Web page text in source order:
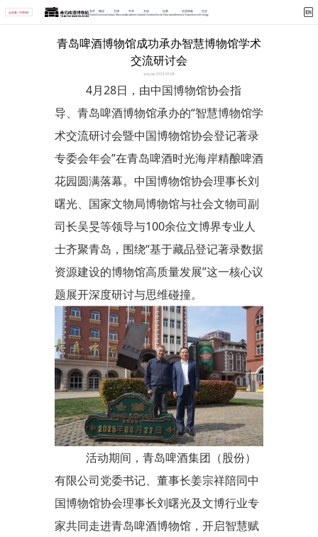
首页
Home
概况
Overview
文博
Culture Museum
学术
Academic
文创
Cultural Creation
社教
Social Education
沉浸体验
Immerse Experiences
生态
Ecology
点击量: 1598588
青岛啤酒博物馆成功承办智慧博物馆学术
交流研讨会
发布日期: 2025-05-08
4月28日，由中国博物馆协会指
导、青岛啤酒博物馆承办的“智慧博物馆学
术交流研讨会暨中国博物馆协会登记著录
专委会年会”在青岛啤酒时光海岸精酿啤酒
花园圆满落幕。中国博物馆协会理事长刘
曙光、国家文物局博物馆与社会文物司副
司长吴旻等领导与100余位文博界专业人
士齐聚青岛，围绕“基于藏品登记著录数据
资源建设的博物馆高质量发展”这一核心议
题展开深度研讨与思维碰撞。
活动期间，青岛啤酒集团（股份）
有限公司党委书记、董事长姜宗祥陪同中
国博物馆协会理事长刘曙光及文博行业专
家共同走进青岛啤酒博物馆，开启智慧赋